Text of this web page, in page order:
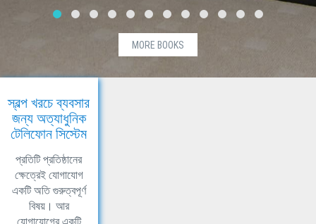
MORE BOOKS
স্বল্প খরচে ব্যবসার
জন্য অত্যাধুনিক
টেলিফোন সিস্টেম
প্রতিটি প্রতিষ্ঠানের
ক্ষেত্রেই যোগাযোগ
একটি অতি গুরুত্বপূর্ণ
বিষয়। আর